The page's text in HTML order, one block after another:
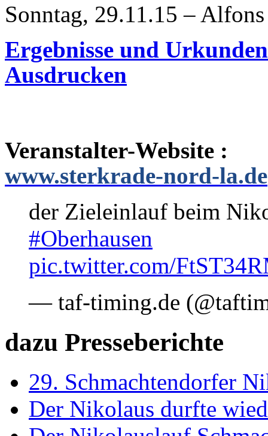
Sonntag, 29.11.15 –
Ergebnisse und
Ausdrucken
Veranstalter-Website :
www.sterkrade-nord-la.de
der Zieleinlauf beim
#Oberhausen
pic.twitter.com/
— taf-timing.de
dazu Presseberichte
29. Schmachtendorfer
Der Nikolaus durfte